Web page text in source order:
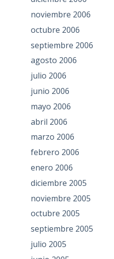
noviembre 2006
octubre 2006
septiembre 2006
agosto 2006
julio 2006
junio 2006
mayo 2006
abril 2006
marzo 2006
febrero 2006
enero 2006
diciembre 2005
noviembre 2005
octubre 2005
septiembre 2005
julio 2005